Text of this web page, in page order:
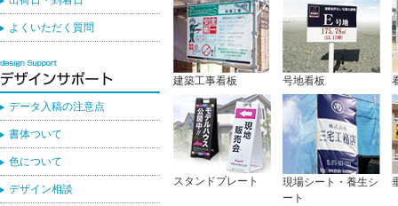
建築工事看板 号地看板
スタンドプレート
現場シート・養生シ
ート
よくいただく質問
データ入稿の注意点
書体ついて
色について
デザイン相談